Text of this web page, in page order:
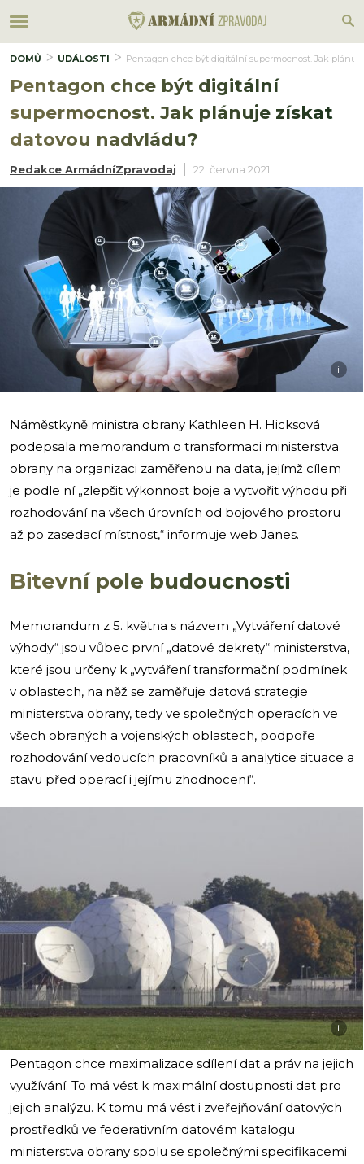
DOMŮ UDÁLOSTI Pentagon chce být digitální supermocnost. Jak
Pentagon chce být digitální
supermocnost. Jak plánuje získat
datovou nadvládu?
Redakce ArmádníZpravodaj 22. června 2021
i
Náměstkyně ministra obrany Kathleen H. Hicksová
podepsala memorandum o transformaci ministerstva
obrany na organizaci zaměřenou na data, jejímž cílem
je podle ní „zlepšit výkonnost boje a vytvořit výhodu při
rozhodování na všech úrovních od bojového prostoru
až po zasedací místnost,“ informuje web Janes.
Bitevní pole budoucnosti
Memorandum z 5. května s názvem „Vytváření datové
výhody“ jsou vůbec první „datové dekrety“ ministerstva,
které jsou určeny k „vytváření transformační podmínek
v oblastech, na něž se zaměřuje datová strategie
ministerstva obrany, tedy ve společných operacích ve
všech obraných a vojenských oblastech, podpoře
rozhodování vedoucích pracovníků a analytice situace a
stavu před operací i jejímu zhodnocení“.
i
Pentagon chce maximalizace sdílení dat a práv na jejich
využívání. To má vést k maximální dostupnosti dat pro
jejich analýzu. K tomu má vést i zveřejňování datových
prostředků ve federativním datovém katalogu
ministerstva obrany spolu se společnými specifikacemi